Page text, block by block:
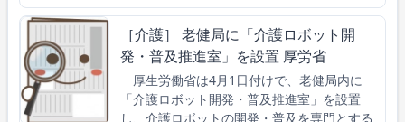
［介護］ 老健局に「介護ロボット開
発・普及推進室」を設置 厚労省
厚生労働省は4月1日付けで、老健局内に
「介護ロボット開発・普及推進室」を設置
し、介護ロボットの開発・普及を専門とする